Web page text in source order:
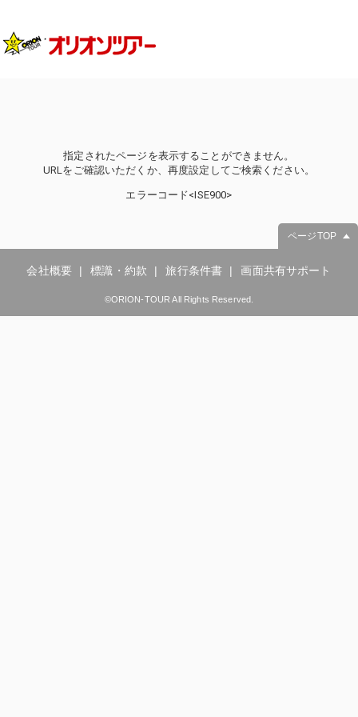
指定されたページを表示することができません。
URLをご確認いただくか、再度設定してご検索ください。
エラーコード<ISE900>
ページTOP
会社概要 標識・約款 旅行条件書 画面共有サポート
©ORION-TOUR All Rights Reserved.